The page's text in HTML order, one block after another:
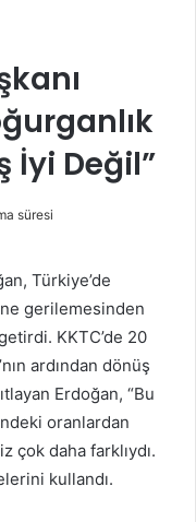
İyi Değil”
süresi
Türkiye’de
gerilemesinden
KKTC’de 20
ardından dönüş
Erdoğan, “Bu
oranlardan
çok daha farklıydı.
kullandı.